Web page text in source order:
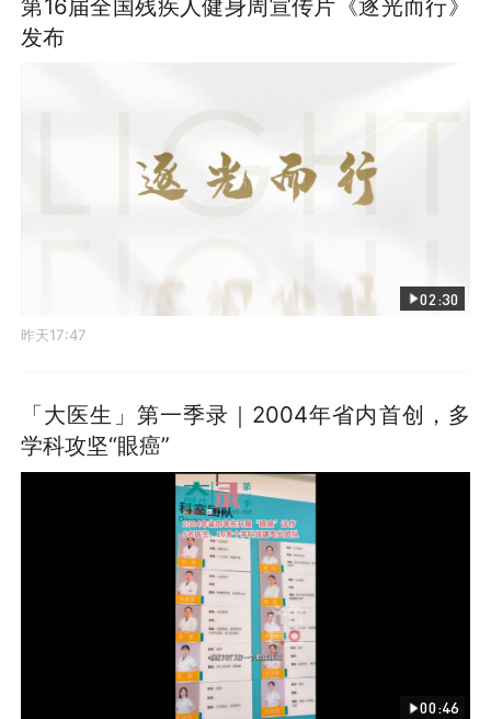
第16届全国残疾人健身周宣传片《逐光而行》
发布
02:30
昨天17:47
「大医生」第一季录｜2004年省内首创，多
学科攻坚“眼癌”
00:46